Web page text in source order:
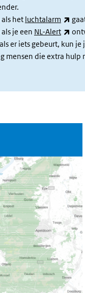
het luchtalarm
je een NL-Alert
er iets gebeurt, kun
mensen die extra